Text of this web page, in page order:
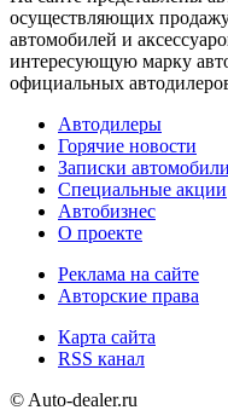
осуществляющих
автомобилей и
интересующую марку
официальных
Автодилеры
Горячие новости
Записки
Специальные акции
Автобизнес
О проекте
Реклама на сайте
Авторские права
Карта сайта
RSS канал
© Auto-dealer.ru